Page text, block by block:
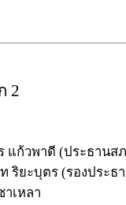
2
แก้วพาดี (ประธานส
ริยะบุตร (รองประธ
าเหลา